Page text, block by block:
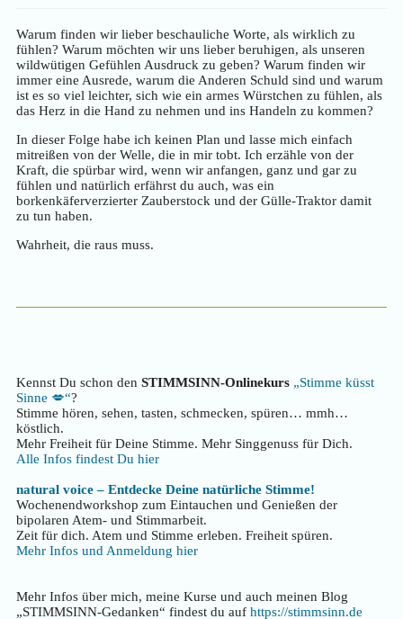
Warum finden wir lieber beschauliche Worte, als wirklich zu
fühlen? Warum möchten wir uns lieber beruhigen, als unseren
wildwütigen Gefühlen Ausdruck zu geben? Warum finden wir
immer eine Ausrede, warum die Anderen Schuld sind und warum
ist es so viel leichter, sich wie ein armes Würstchen zu fühlen, als
das Herz in die Hand zu nehmen und ins Handeln zu kommen?
In dieser Folge habe ich keinen Plan und lasse mich einfach
mitreißen von der Welle, die in mir tobt. Ich erzähle von der
Kraft, die spürbar wird, wenn wir anfangen, ganz und gar zu
fühlen und natürlich erfährst du auch, was ein
borkenkäferverzierter Zauberstock und der Gülle-Traktor damit
zu tun haben.
Wahrheit, die raus muss.
Kennst Du schon den STIMMSINN-Onlinekurs „Stimme küsst
Sinne 💋“?
Stimme hören, sehen, tasten, schmecken, spüren… mmh…
köstlich.
Mehr Freiheit für Deine Stimme. Mehr Singgenuss für Dich.
Alle Infos findest Du hier
natural voice – Entdecke Deine natürliche Stimme!
Wochenendworkshop zum Eintauchen und Genießen der
bipolaren Atem- und Stimmarbeit.
Zeit für dich. Atem und Stimme erleben. Freiheit spüren.
Mehr Infos und Anmeldung hier
Mehr Infos über mich, meine Kurse und auch meinen Blog
„STIMMSINN-Gedanken“ findest du auf https://stimmsinn.de